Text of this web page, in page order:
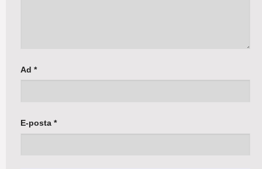
Ad *
E-posta *